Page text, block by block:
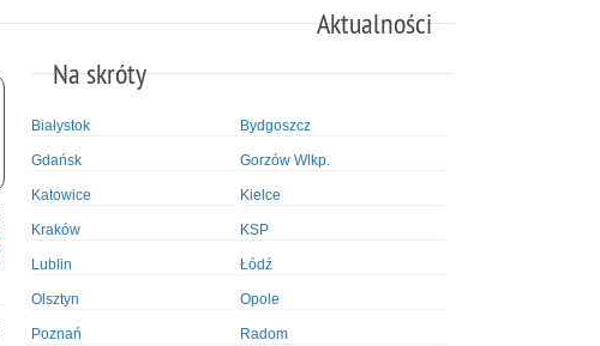
Aktualności
Na skróty
Białystok Bydgoszcz
Gdańsk Gorzów Wlkp.
Katowice Kielce
Kraków KSP
Lublin Łódź
Olsztyn Opole
Poznań Radom